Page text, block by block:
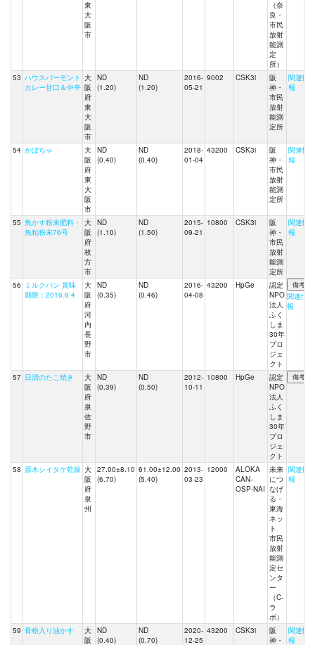
東
大
阪
市
（奈
良・
市民
放射
能測
定
所）
53 ハウスバーモント
カレー甘口＆中辛
大
阪
府
東
大
阪
市
ND
(1.20)
ND
(1.20)
2016-
05-21
9002 CSK3i
阪
神・
市民
放射
能測
定所
関連情
報
54 かぼちゃ
大
阪
府
東
大
阪
市
ND
(0.40)
ND
(0.40)
2018-
01-04
43200 CSK3i
阪
神・
市民
放射
能測
定所
関連情
報
55 魚かす粉末肥料・
魚粕粉末76号
大
阪
府
枚
方
市
ND
(1.10)
ND
(1.50)
2015-
09-21
10800 CSK3i
阪
神・
市民
放射
能測
定所
関連情
報
56 ミルクパン 賞味
期限：2016.6.4
大
阪
府
河
内
長
野
市
ND
(0.35)
ND
(0.46)
2016-
04-08
43200 HpGe
認定
NPO
法人
ふく
しま
30年
プロ
ジェ
クト
関連情
報
57 日清のたこ焼き
大
阪
府
泉
佐
野
市
ND
(0.39)
ND
(0.50)
2012-
10-11
10800 HpGe
認定
NPO
法人
ふく
しま
30年
プロ
ジェ
クト
58 原木シイタケ乾燥 大
阪
府
泉
州
27.00±8.10
(6.70)
61.00±12.00
(5.40)
2013-
03-23
12000
ALOKA
CAN-
OSP-NAI
未来
につ
なげ
る・
東海
ネッ
ト
市民
放射
能測
定セ
ンタ
ー
（C-
ラ
ボ）
関連情
報
59 骨粉入り油かす
大
阪
ND
(0.40)
ND
(0.70)
2020-
12-25
43200 CSK3i
阪
神・
関連情
報